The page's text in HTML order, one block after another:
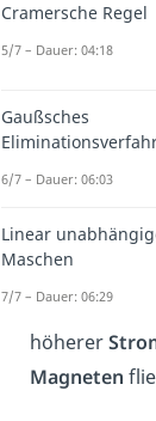
Bremswirkung
denPolenist,
die
Magnetfeld
Bremskraft
höherer
Magneten
Cramersche Regel
5/7 – Dauer: 04:18
Gaußsches
6/7 – Dauer: 06:03
Linear
Maschen
7/7 – Dauer: 06:29